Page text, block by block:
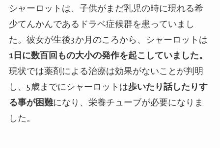
シャーロットは、子供がまだ乳児の時に現れる希
少てんかんであるドラベ症候群を患っていまし
た。彼女が生後3か月のころから、シャーロットは
1日に数百回もの大小の発作を起こしていました。
現状では薬剤による治療は効果がないことが判明
し、 5歳までにシャーロットは歩いたり話したりす
る事が困難になり、栄養チューブが必要になりま
した。